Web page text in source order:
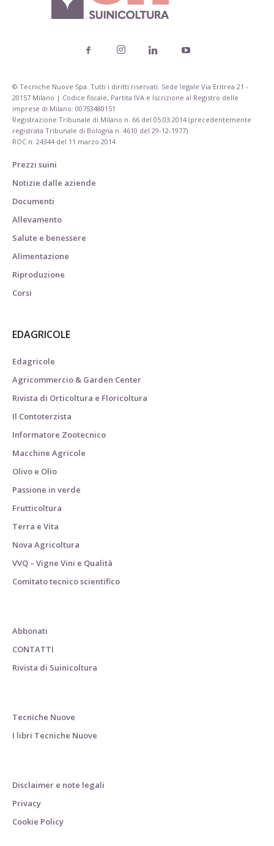
© Tecniche Nuove Spa. Tutti i diritti riservati. Sede legale Via Eritrea 21 -
20157 Milano | Codice fiscale, Partita IVA e Iscrizione al Registro delle
imprese di Milano: 00753480151
Registrazione Tribunale di Milano n. 66 del 05.03.2014 (precedentemente
registrata Tribunale di Bologna n. 4610 del 29-12-1977)
ROC n. 24344 del 11 marzo 2014
Prezzi suini
Notizie dalle aziende
Documenti
Allevamento
Salute e benessere
Alimentazione
Riproduzione
Corsi
EDAGRICOLE
Edagricole
Agricommercio & Garden Center
Rivista di Orticoltura e Floricoltura
Il Contoterzista
Informatore Zootecnico
Macchine Agricole
Olivo e Olio
Passione in verde
Frutticoltura
Terra e Vita
Nova Agricoltura
VVQ – Vigne Vini e Qualità
Comitato tecnico scientifico
Abbonati
CONTATTI
Rivista di Suinicoltura
Tecniche Nuove
I libri Tecniche Nuove
Disclaimer e note legali
Privacy
Cookie Policy